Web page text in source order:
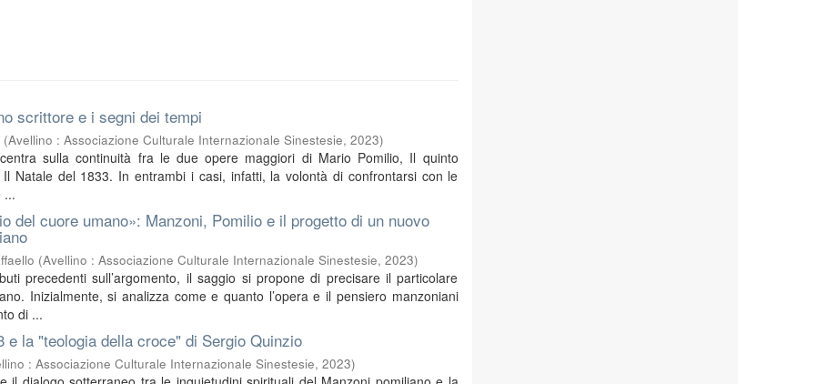
scrittore e i segni dei tempi
(Avellino : Associazione Culturale Internazionale Sinestesie,2023)
sulla continuità fra le due opere maggiori di Mario Pomilio, Il quinto
Natale del 1833. In entrambi i casi, infatti, la volontà di confrontarsi con le
...
del cuore umano»: Manzoni, Pomilio e il progetto di un nuovo
(Avellino : Associazione Culturale Internazionale Sinestesie,2023)
precedenti sull’argomento, il saggio si propone di precisare il particolare
Inizialmente, si analizza come e quanto l’opera e il pensiero manzoniani
di ...
e la "teologia della croce" di Sergio Quinzio
: Associazione Culturale Internazionale Sinestesie,2023)